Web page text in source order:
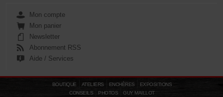
Mon compte
Mon panier
Newsletter
Abonnement RSS
Aide / Services
BOUTIQUE ATELIERS ENCHÈRES
EXPOSITIONS
CONSEILS
PHOTOS
GUY MAILLOT